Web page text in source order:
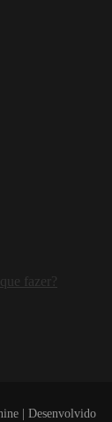
fazer?
| Desenvolvido